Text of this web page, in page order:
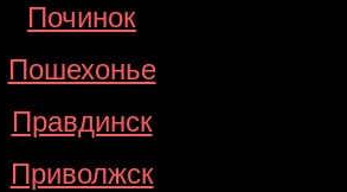
Починок
Пошехонье
Правдинск
Приволжск